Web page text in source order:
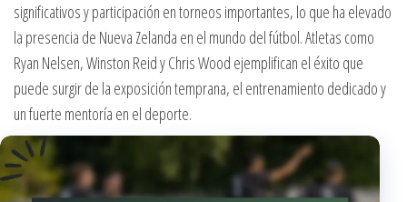
significativos y participación en torneos importantes, lo que ha elevado
la presencia de Nueva Zelanda en el mundo del fútbol. Atletas como
Ryan Nelsen, Winston Reid y Chris Wood ejemplifican el éxito que
puede surgir de la exposición temprana, el entrenamiento dedicado y
un fuerte mentoría en el deporte.